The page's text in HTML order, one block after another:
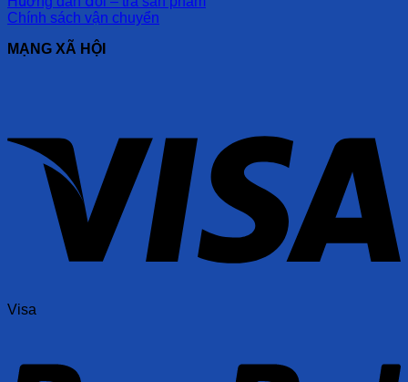
Chính sách vận chuyển
MẠNG XÃ HỘI
Visa